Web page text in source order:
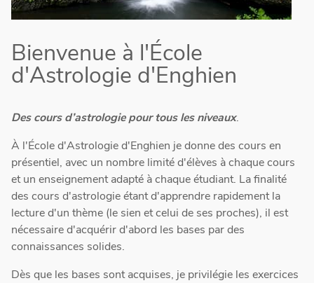
Bienvenue à l'École
d'Astrologie d'Enghien
Des cours d’astrologie pour tous les niveaux.
À l'École d'Astrologie d'Enghien je donne des cours en
présentiel, avec un nombre limité d'élèves à chaque cours
et un enseignement adapté à chaque étudiant. La finalité
des cours d'astrologie étant d'apprendre rapidement la
lecture d'un thème (le sien et celui de ses proches), il est
nécessaire d'acquérir d'abord les bases par des
connaissances solides.
Dès que les bases sont acquises, je privilégie les exercices